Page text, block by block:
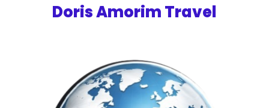
Doris Amorim Travel